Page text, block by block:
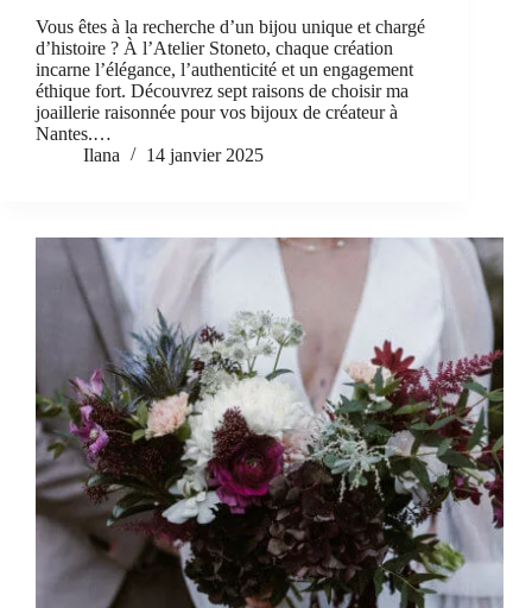
Vous êtes à la recherche d’un bijou unique et chargé
d’histoire ? À l’Atelier Stoneto, chaque création
incarne l’élégance, l’authenticité et un engagement
éthique fort. Découvrez sept raisons de choisir ma
joaillerie raisonnée pour vos bijoux de créateur à
Nantes.…
Ilana
14 janvier 2025